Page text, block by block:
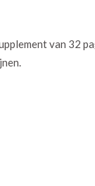
van 32